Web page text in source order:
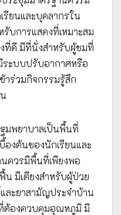
รียนและบุคลากรใน
บการแสดงที่เหมาะสม
ที่ดี มีที่นั่งสำหรับผู้ชมที่
ระบบปรับอากาศหรือ
าร่วมกิจกรรมรู้สึก
มพยาบาลเป็นพื้นที่
งต้นของนักเรียนและ
ควรมีพื้นที่เพียงพอ
น มีเตียงสำหรับผู้ป่วย
ละยาสามัญประจำบ้าน
ต้องควบคุมอุณหภูมิ มี